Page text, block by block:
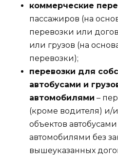
коммерческие
пассажиров (на
перевозки или
или грузов (на
перевозки);
перевозки для
автобусами и
автомобилями –
(кроме водителя) и/
объектов
автомобилями без
вышеуказанных